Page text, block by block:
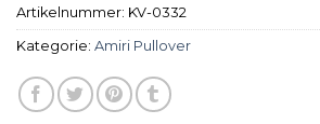
Artikelnummer: KV-0332
Kategorie: Amiri Pullover